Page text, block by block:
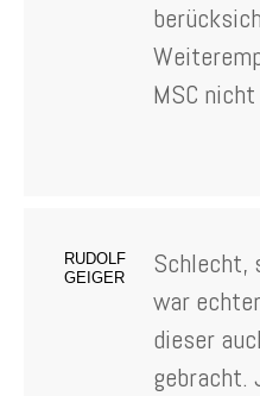
MSC
RUDOLF
GEIGER
Schlecht,
war
dieser
gebracht.